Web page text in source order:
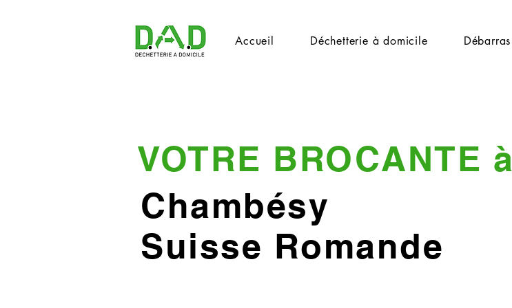
Accueil Déchetterie à domicile Débarras
VOTRE BROCANTE à
Chambésy
Suisse Romande